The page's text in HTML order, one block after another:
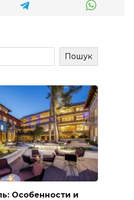
Пошук
Особенности и